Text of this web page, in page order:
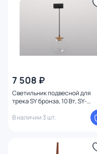
7 508 ₽
Светильник подвесной для
трека SY бронза, 10 Вт, SY-
В наличии 3 шт.